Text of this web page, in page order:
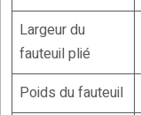
Largeur du
fauteuil plié
Poids du fauteuil